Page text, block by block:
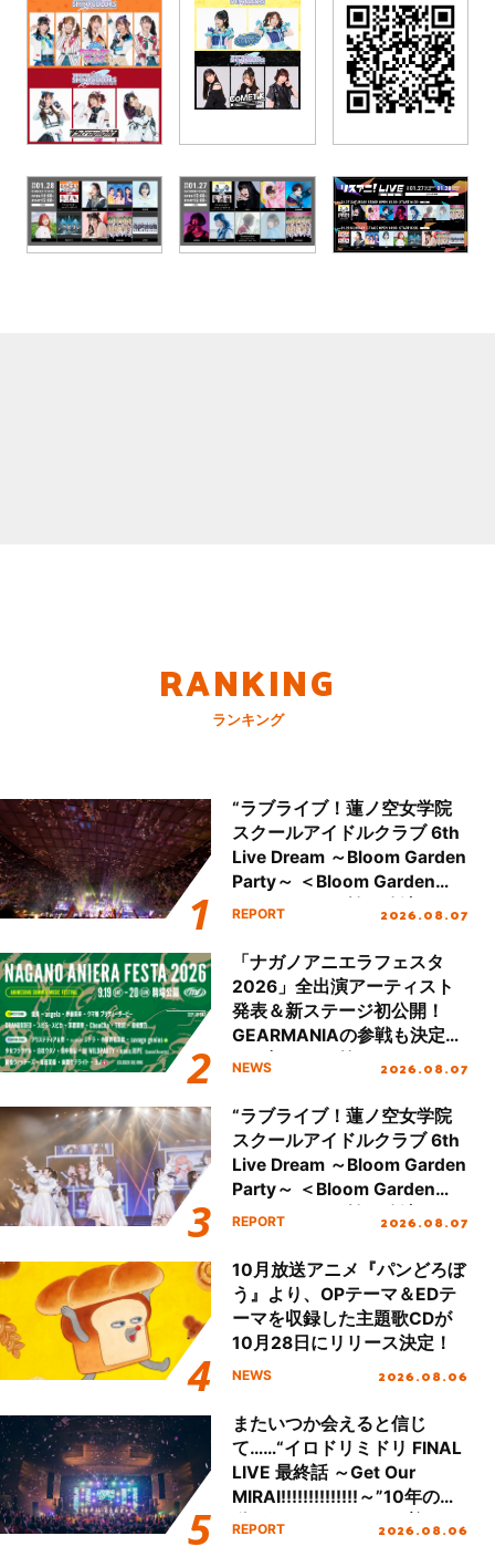
RANKING
ランキング
“ラブライブ！蓮ノ空女学院
スクールアイドルクラブ 6th
Live Dream ～Bloom Garden
Party～ ＜Bloom Garden
Party Stage／埼玉公演＞”
REPORT 2026.08.07
「ナガノアニエラフェスタ
2026」全出演アーティスト
発表＆新ステージ初公開！
GEARMANIAの参戦も決定
し、初となる第3ステージの
NEWS 2026.08.07
“ラブライブ！蓮ノ空女学院
スクールアイドルクラブ 6th
Live Dream ～Bloom Garden
Party～ ＜Bloom Garden
Party Stage／埼玉公演＞”
REPORT 2026.08.07
10月放送アニメ『パンどろぼ
う』より、OPテーマ＆EDテ
ーマを収録した主題歌CDが
10月28日にリリース決定！
NEWS 2026.08.06
またいつか会えると信じ
て……“イロドリミドリ FINAL
LIVE 最終話 ～Get Our
MIRAI!!!!!!!!!!!!!!～”10年の活
動を経てファイナルを迎える
REPORT 2026.08.06